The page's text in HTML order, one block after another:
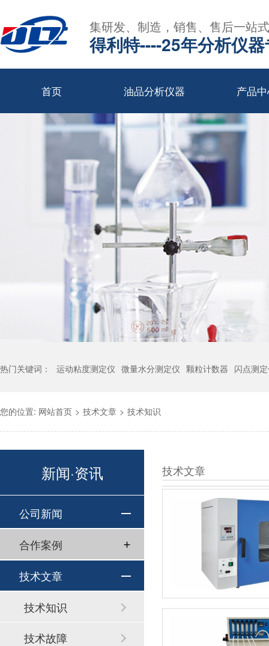
集研发、制造，销售、售后一站
得利特----25年分析仪
首页 油品分析仪器 产品
热门关键词： 运动粘度测定仪 微量水分测定仪 颗粒计数器 闪点测
您的位置: 网站首页 > 技术文章 > 技术知识
技术文章
新闻·资讯
公司新闻
合作案例
技术文章
技术知识
技术故障